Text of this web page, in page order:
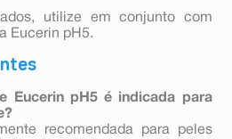
utilize em conjunto com
Eucerin pH5.
Eucerin pH5 é indicada para
recomendada para peles